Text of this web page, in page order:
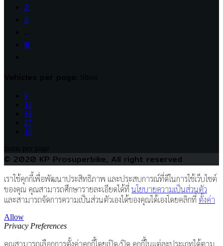
2
3
8
9
12
18
27
10
© 2020 KP Prosuperbike, All right reserved
เราใช้คุกกี้เพื่อพัฒนาประสิทธิภาพ และประสบการณ์ที่ดีในการใช้เว็บไซต์
ของคุณ คุณสามารถศึกษารายละเอียดได้ที่ นโยบายความเป็นส่วนตัว
และสามารถจัดการความเป็นส่วนตัวเองได้ของคุณได้เองโดยคลิกที่ ตั้งค่า
Allow
Privacy Preferences
คุณสามารถเลือกการตั้งค่าคุกกี้โดยเปิด/ปิด คุกกี้ในแต่ละประเภทได้ตาม